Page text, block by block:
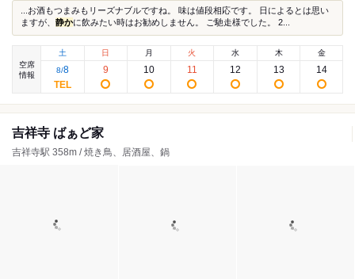
...お酒もつまみもリーズナブルですね。 味は値段相応です。 日によるとは思い
ますが、 静かに飲みたい時はお勧めしません。 ご馳走様でした。 2...
空席
情報
土
8/8
日
9
月
10
火
11
水
12
木
13
金
14
吉祥寺 ばぁど家
吉祥寺駅 358m / 焼き鳥、居酒屋、鍋